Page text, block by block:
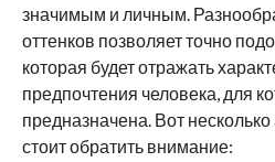
значимым и личным.
оттенков позволяет точно
которая будет отражать
предпочтения человека, для
предназначена. Вот
стоит обратить внимание: